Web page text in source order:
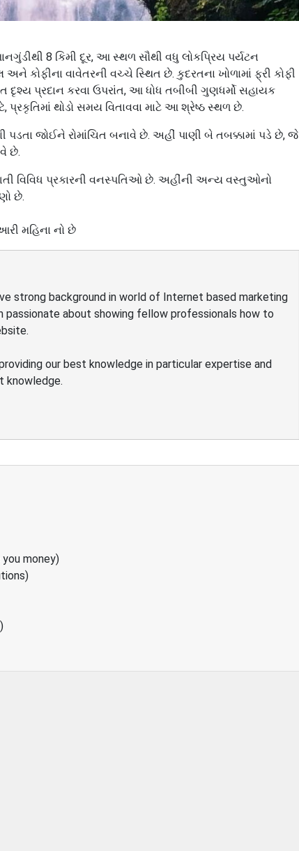
8 કિમી દૂર, આ સ્થળ સૌથી વધુ લોકપ્રિય પર્યટન
કોફીના વાવેતરની વચ્ચે સ્થિત છે. કુદરતના ખોળામાં ફ્રી કોફી
પ્રદાન કરવા ઉપરાંત, આ ધોધ તબીબી ગુણધર્મો સહાયક
પ્રકૃતિમાં થોડો સમય વિતાવવા માટે આ શ્રેષ્ઠ સ્થળ છે.
જોઈને રોમાંચિત બનાવે છે. અહીં પાણી બે તબક્કામાં પડે છે, જે
છે.
વિવિધ પ્રકારની વનસ્પતિઓ છે. અહીંની અન્ય વસ્તુઓનો
છે.
મહિના નો છે
strong background in world of Internet based marketing
passionate about showing fellow professionals how to
our best knowledge in particular expertise and
knowledge.
money)